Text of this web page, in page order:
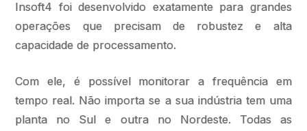
Insoft4 foi desenvolvido exatamente para grandes
operações que precisam de robustez e alta
capacidade de processamento.
Com ele, é possível monitorar a frequência em
tempo real. Não importa se a sua indústria tem uma
planta no Sul e outra no Nordeste. Todas as